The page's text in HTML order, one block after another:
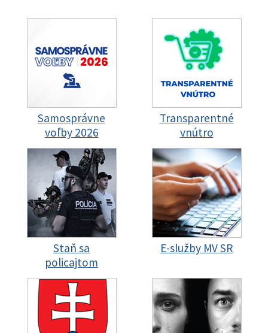
Samosprávne
voľby 2026
Transparentné
vnútro
Staň sa
policajtom
E-služby MV SR